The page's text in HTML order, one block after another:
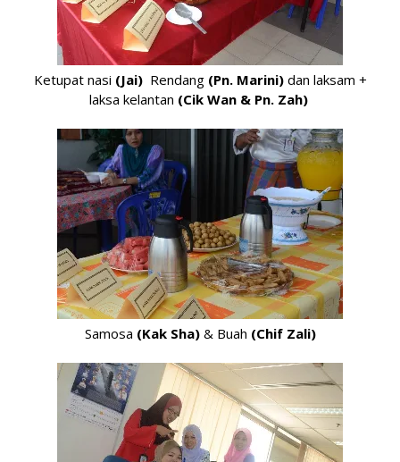
Ketupat nasi (Jai)Rendang (Pn. Marini)dan laksam +
laksa kelantan (Cik Wan & Pn. Zah)
Samosa (Kak Sha)& Buah (Chif Zali)